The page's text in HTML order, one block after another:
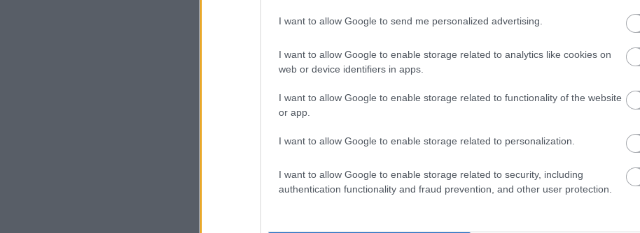
I want to allow Google to send me personalized advertising.
I want to allow Google to enable storage related to analytics like cookies on
web or device identifiers in apps.
I want to allow Google to enable storage related to functionality of the website
or app.
I want to allow Google to enable storage related to personalization.
I want to allow Google to enable storage related to security, including
authentication functionality and fraud prevention, and other user protection.